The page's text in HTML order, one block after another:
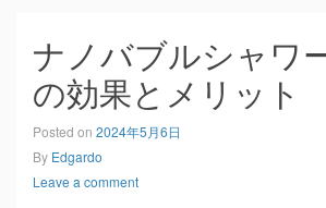
ナノバブルシャワ
の効果とメリット
Posted on 2024年5月6日
By Edgardo
Leave a comment